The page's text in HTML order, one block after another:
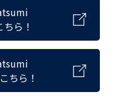
ら！
ちら！